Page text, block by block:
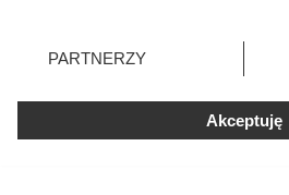
Dlaczego nikt nie
zaskakuje
zmienić/wycofać klikając przycisk
znajdujący się w lewym dolnym
użytkownika, ale masz prawo
przetwarzaniu. Preferencje będą
PARTNERZY
Akceptuję